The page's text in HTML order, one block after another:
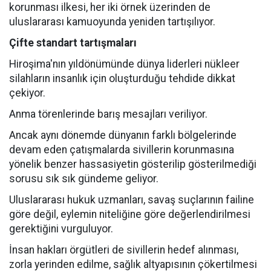
korunması ilkesi, her iki örnek üzerinden de
uluslararası kamuoyunda yeniden tartışılıyor.
Çifte standart tartışmaları
Hiroşima'nın yıldönümünde dünya liderleri nükleer
silahların insanlık için oluşturduğu tehdide dikkat
çekiyor.
Anma törenlerinde barış mesajları veriliyor.
Ancak aynı dönemde dünyanın farklı bölgelerinde
devam eden çatışmalarda sivillerin korunmasına
yönelik benzer hassasiyetin gösterilip gösterilmediği
sorusu sık sık gündeme geliyor.
Uluslararası hukuk uzmanları, savaş suçlarının failine
göre değil, eylemin niteliğine göre değerlendirilmesi
gerektiğini vurguluyor.
İnsan hakları örgütleri de sivillerin hedef alınması,
zorla yerinden edilme, sağlık altyapısının çökertilmesi